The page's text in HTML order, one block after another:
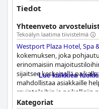
Tiedot
Yhteenveto
Tekoälyn laatima tiivistelmä
Westport Plaza Hotel, Spa
kokemuksen, joka
erinomaisiin
sijaitsee keskeisellä
mahdollistaa asiakkaille
ravintoloihin ja paikallisiin
rauhallisen
Lue kaikkien
Kategoriat